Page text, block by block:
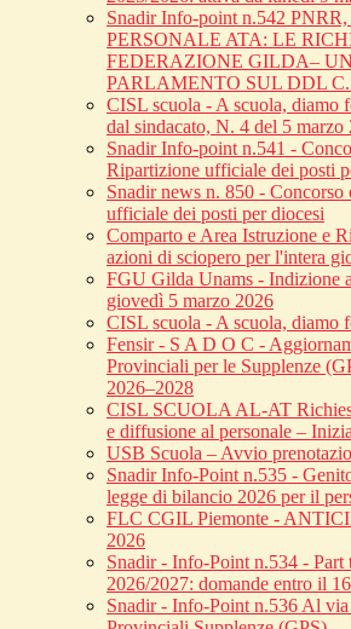
Snadir Info-point n.542
PERSONALE ATA: LE
FEDERAZIONE GILDA–
PARLAMENTO SUL DDL C.
CISL scuola - A scuola, diamo
dal sindacato, N. 4 del 5 marzo
Snadir Info-point n.541 -
Ripartizione ufficiale dei posti
Snadir news n. 850 -
ufficiale dei posti per diocesi
Comparto e Area Istruzione e
azioni di sciopero per l'intera
FGU Gilda Unams - Indizione
giovedì 5 marzo 2026
CISL scuola - A scuola, diamo
Fensir - S A D O C -
Provinciali per le Supplenze
2026–2028
CISL SCUOLA AL-AT
e diffusione al personale –
USB Scuola – Avvio
Snadir Info-Point n.535 -
legge di bilancio 2026 per il
FLC CGIL Piemonte -
2026
Snadir - Info-Point n.534 -
2026/2027: domande entro il
Snadir - Info-Point n.536 Al